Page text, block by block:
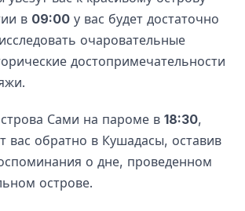
между экскурсиями и отдыхом
Кушадасы на Самос — отличный
и индивидуальных
желающих открыть для себя
Вопросы — Паромный
Самос
в 09:00 у вас будет достаточно
очаровательные
достопримечательности
Сами на пароме в 18:30,
вас обратно в Кушадасы, оставив
о дне, проведенном
острове.